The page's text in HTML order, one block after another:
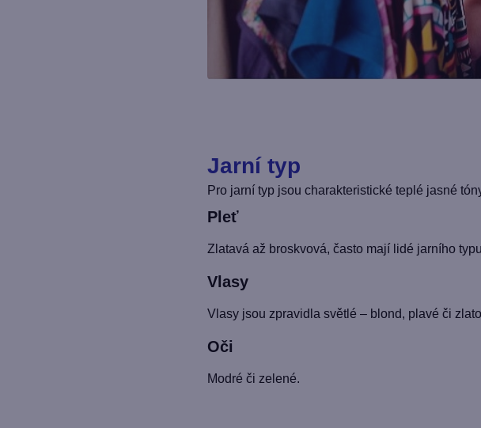
Jarní typ
Pro jarní typ jsou charakteristické teplé jasné
Pleť
Zlatavá až broskvová, často mají lidé jarního
Vlasy
Vlasy jsou zpravidla světlé – blond, plavé či
Oči
Modré či zelené.